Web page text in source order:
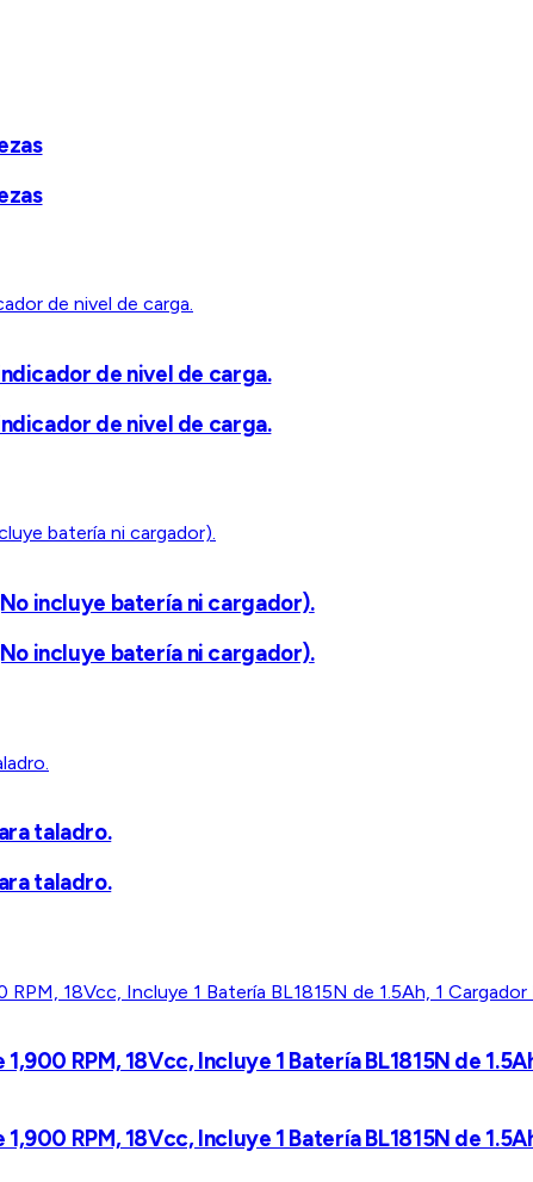
de nivel de carga.
de nivel de carga.
incluye batería ni cargador).
incluye batería ni cargador).
taladro.
taladro.
RPM, 18Vcc, Incluye 1 Batería BL1815N de
RPM, 18Vcc, Incluye 1 Batería BL1815N de